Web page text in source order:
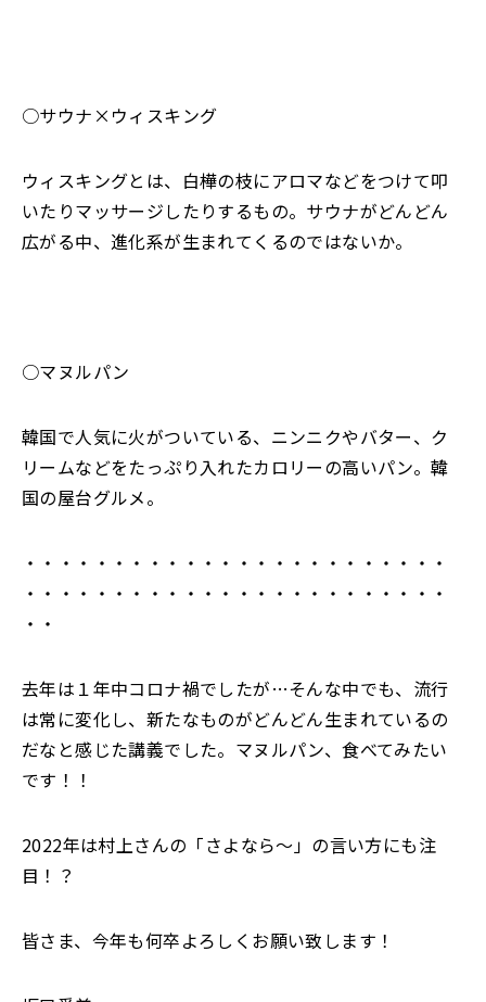
○サウナ×ウィスキング
ウィスキングとは、白樺の枝にアロマなどをつけて叩
いたりマッサージしたりするもの。サウナがどんどん
広がる中、進化系が生まれてくるのではないか。
○マヌルパン
韓国で人気に火がついている、ニンニクやバター、ク
リームなどをたっぷり入れたカロリーの高いパン。韓
国の屋台グルメ。
・・・・・・・・・・・・・・・・・・・・・・・・
・・・・・・・・・・・・・・・・・・・・・・・・
・・
去年は１年中コロナ禍でしたが…そんな中でも、流行
は常に変化し、新たなものがどんどん生まれているの
だなと感じた講義でした。マヌルパン、食べてみたい
です！！
2022年は村上さんの「さよなら～」の言い方にも注
目！？
皆さま、今年も何卒よろしくお願い致します！